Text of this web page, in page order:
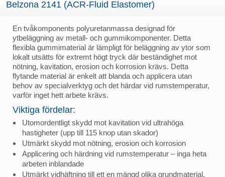
Belzona 2141 (ACR-Fluid Elastomer)
En tvåkomponents polyuretanmassa designad för
ytbeläggning av metall- och gummikomponenter. Detta
flexibla gummimaterial är lämpligt för beläggning av ytor som
lokalt utsätts för extremt högt tryck där beständighet mot
nötning, kavitation, erosion och korrosion krävs. Detta
flytande material är enkelt att blanda och applicera utan
behov av specialverktyg och det härdar vid rumstemperatur,
varför inget hett arbete krävs.
Viktiga fördelar:
Utomordentligt skydd mot kavitation vid ultrahöga
hastigheter (upp till 115 knop utan skador)
Utmärkt skydd mot nötning, erosion och korrosion
Applicering och härdning vid rumstemperatur – inga heta
arbeten inblandade
Utmärkt vidhäftning till ett en mängd olika grundmaterial,